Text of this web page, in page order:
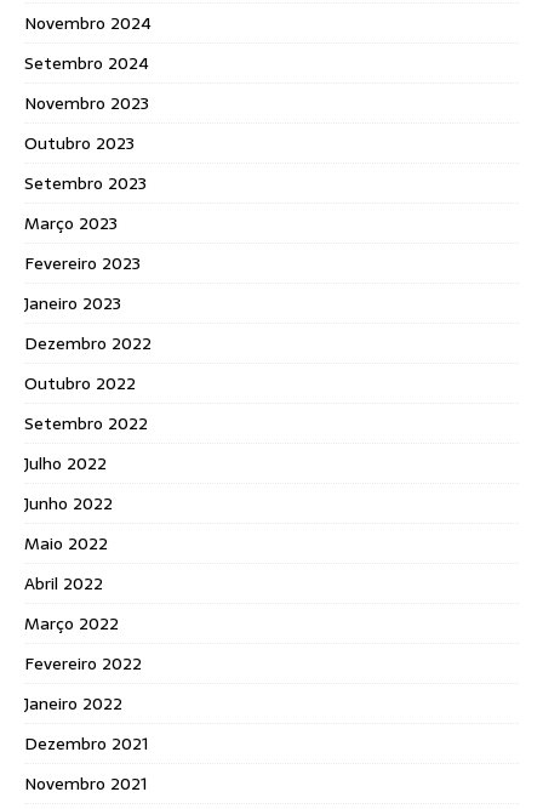
Novembro 2024
Setembro 2024
Novembro 2023
Outubro 2023
Setembro 2023
Março 2023
Fevereiro 2023
Janeiro 2023
Dezembro 2022
Outubro 2022
Setembro 2022
Julho 2022
Junho 2022
Maio 2022
Abril 2022
Março 2022
Fevereiro 2022
Janeiro 2022
Dezembro 2021
Novembro 2021